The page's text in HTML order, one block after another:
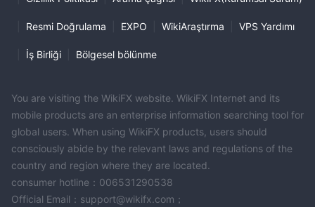
Resmi Doğrulama EXPO WikiAraştırma VPS Yardımı
İş Birliği Bölgesel bölünme
You are visiting the WikiFX website. WikiFX Internet and its
mobile products are an enterprise information searching tool for
global users. When using WikiFX products, users should
consciously abide by the relevant laws and regulations of the
country and region where they are located.
consumer hotline：006531290538
Official Email：support@wikifx.com；